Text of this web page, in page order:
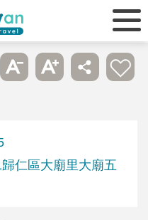
仁區大廟里大廟五